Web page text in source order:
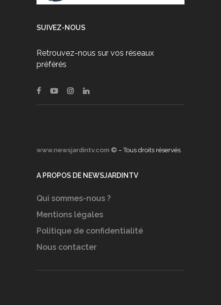
SUIVEZ-NOUS
Retrouvez-nous sur vos réseaux
préférés
www.newsjardintv.com © – Tous droits réservés
A PROPOS DE NEWSJARDINTV
Qui sommes-nous ?
Mentions légales
Politique de confidentialité
Nous contacter